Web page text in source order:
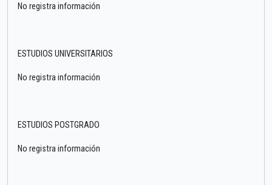
No registra información
ESTUDIOS UNIVERSITARIOS
No registra información
ESTUDIOS POSTGRADO
No registra información